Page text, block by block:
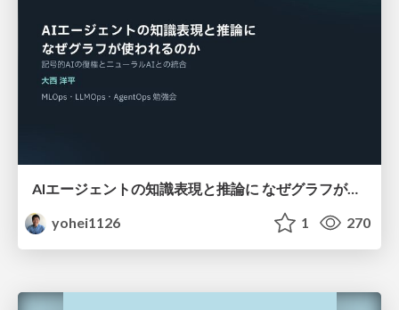
AIエージェントの知識表現と推論に なぜグラフが使われるのか - 記号的AIの復権とニューラルAIとの統合
yohei1126
1 270